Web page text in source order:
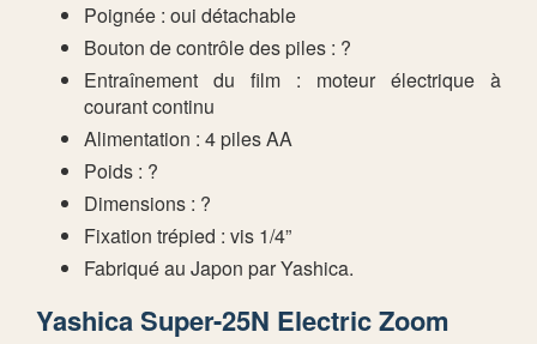
Poignée : oui détachable
Bouton de contrôle des piles : ?
Entraînement du film : moteur électrique à
courant continu
Alimentation : 4 piles AA
Poids : ?
Dimensions : ?
Fixation trépied : vis 1/4”
Fabriqué au Japon par Yashica.
Yashica Super-25N Electric Zoom